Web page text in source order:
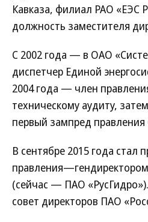
Кавказа, филиал РАО «ЕЭС
должность заместителя
С 2002 года — в ОАО
диспетчер Единой
2004 года — член
техническому аудиту,
первый зампред правления
В сентябре 2015 года стал
(сейчас — ПАО
совет директоров ПАО